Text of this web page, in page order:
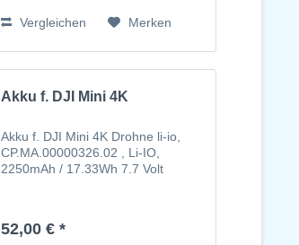
Vergleichen Merken
Akku f. DJI Mini 4K
Akku f. DJI Mini 4K Drohne li-io,
CP.MA.00000326.02 , Li-IO,
2250mAh / 17.33Wh 7.7 Volt
52,00 € *